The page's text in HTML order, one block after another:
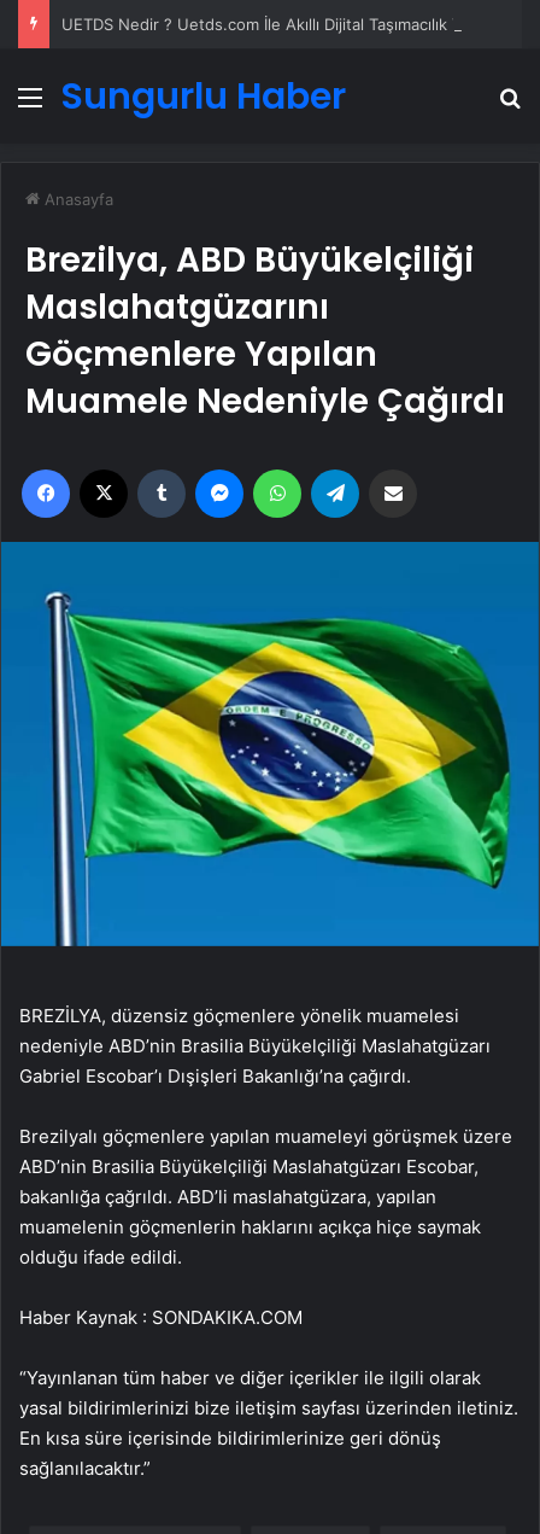
Menü
Sungurlu Haber
Anasayfa
Brezilya, ABD Büyükelçiliği
Maslahatgüzarını
Göçmenlere Yapılan
Muamele Nedeniyle Çağırdı
Facebook Tumblr MessengerWhatsApp
BREZİLYA, düzensiz göçmenlere yönelik muamelesi
nedeniyle ABD’nin Brasilia Büyükelçiliği Maslahatgüzarı
Gabriel Escobar’ı Dışişleri Bakanlığı’na çağırdı.
Brezilyalı göçmenlere yapılan muameleyi görüşmek üzere
ABD’nin Brasilia Büyükelçiliği Maslahatgüzarı Escobar,
bakanlığa çağrıldı. ABD’li maslahatgüzara, yapılan
muamelenin göçmenlerin haklarını açıkça hiçe saymak
olduğu ifade edildi.
Haber Kaynak : SONDAKIKA.COM
“Yayınlanan tüm haber ve diğer içerikler ile ilgili olarak
yasal bildirimlerinizi bize iletişim sayfası üzerinden iletiniz.
En kısa süre içerisinde bildirimlerinize geri dönüş
sağlanılacaktır.”